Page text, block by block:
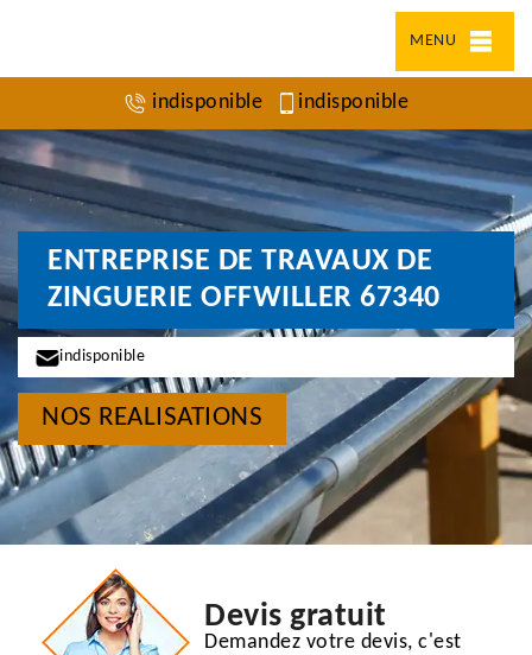
MENU
indisponible indisponible
ENTREPRISE DE TRAVAUX DE
ZINGUERIE OFFWILLER 67340
indisponible
NOS REALISATIONS
Devis gratuit
Demandez votre devis, c'est